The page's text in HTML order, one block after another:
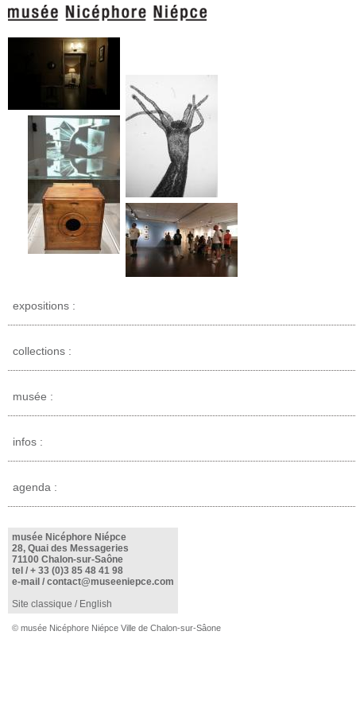
expositions :
collections :
musée :
infos :
agenda :
musée Nicéphore Niépce
28, Quai des Messageries
71100 Chalon-sur-Saône
tel / + 33 (0)3 85 48 41 98
e-mail / contact@museeniepce.com
Site classique / English
© musée Nicéphore Niépce Ville de Chalon-sur-Sâone